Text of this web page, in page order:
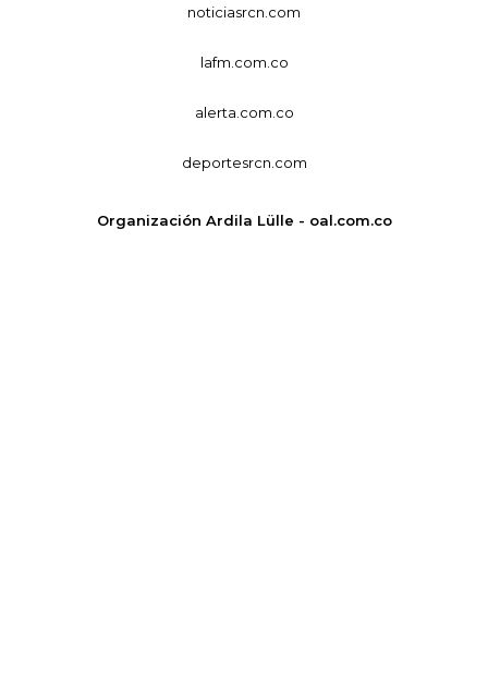
noticiasrcn.com
lafm.com.co
alerta.com.co
deportesrcn.com
Organización Ardila Lülle - oal.com.co